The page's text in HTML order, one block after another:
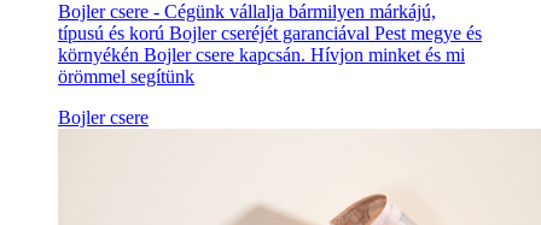
Bojler csere - Cégünk vállalja bármilyen márkájú,
típusú és korú Bojler cseréjét garanciával Pest megye és
környékén Bojler csere kapcsán. Hívjon minket és mi
örömmel segítünk
Bojler csere